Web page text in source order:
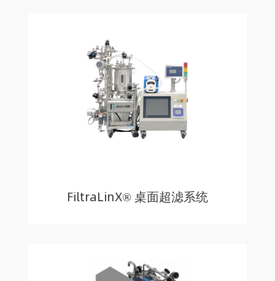
FiltraLinX® 桌面超滤系统